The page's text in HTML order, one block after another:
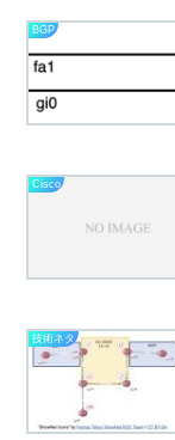
BGP
Cisco
技術ネタ